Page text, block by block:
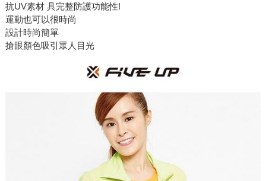
抗UV素材 具完整防護功能性!
運動也可以很時尚
設計時尚簡單
搶眼顏色吸引眾人目光